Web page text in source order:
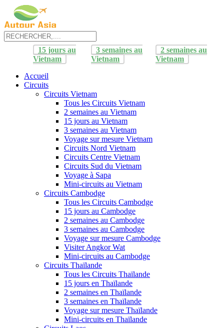
15 jours au
Vietnam
3 semaines au
Vietnam
2 semaines au
Vietnam
Accueil
Circuits
Circuits Vietnam
Tous les Circuits Vietnam
2 semaines au Vietnam
15 jours au Vietnam
3 semaines au Vietnam
Voyage sur mesure Vietnam
Circuits Nord Vietnam
Circuits Centre Vietnam
Circuits Sud du Vietnam
Voyage à Sapa
Mini-circuits au Vietnam
Circuits Cambodge
Tous les Circuits Cambodge
15 jours au Cambodge
2 semaines au Cambodge
3 semaines au Cambodge
Voyage sur mesure Cambodge
Visiter Angkor Wat
Mini-circuits au Cambodge
Circuits Thaïlande
Tous les Circuits Thaïlande
15 jours en Thaïlande
2 semaines en Thaïlande
3 semaines en Thaïlande
Voyage sur mesure Thaïlande
Mini-circuits en Thaïlande